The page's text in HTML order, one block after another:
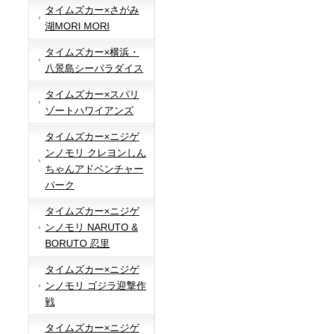
タイムズカー×さがみ
湖MORI MORI
タイムズカー×横浜・
八景島シーパラダイス
タイムズカー×スパリ
ゾートハワイアンズ
タイムズカー×ニジゲ
ンノモリ クレヨンしん
ちゃんアドベンチャー
パーク
タイムズカー×ニジゲ
ンノモリ NARUTO &
BORUTO 忍里
タイムズカー×ニジゲ
ンノモリ ゴジラ迎撃作
戦
タイムズカー×ニジゲ